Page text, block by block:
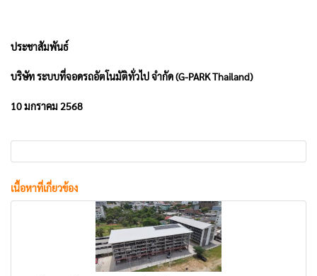
ประชาสัมพันธ์
บริษัท ระบบที่จอดรถอัตโนมัติทั่วไป จำกัด (G-PARK Thailand)
10 มกราคม 2568
เนื้อหาที่เกี่ยวข้อง